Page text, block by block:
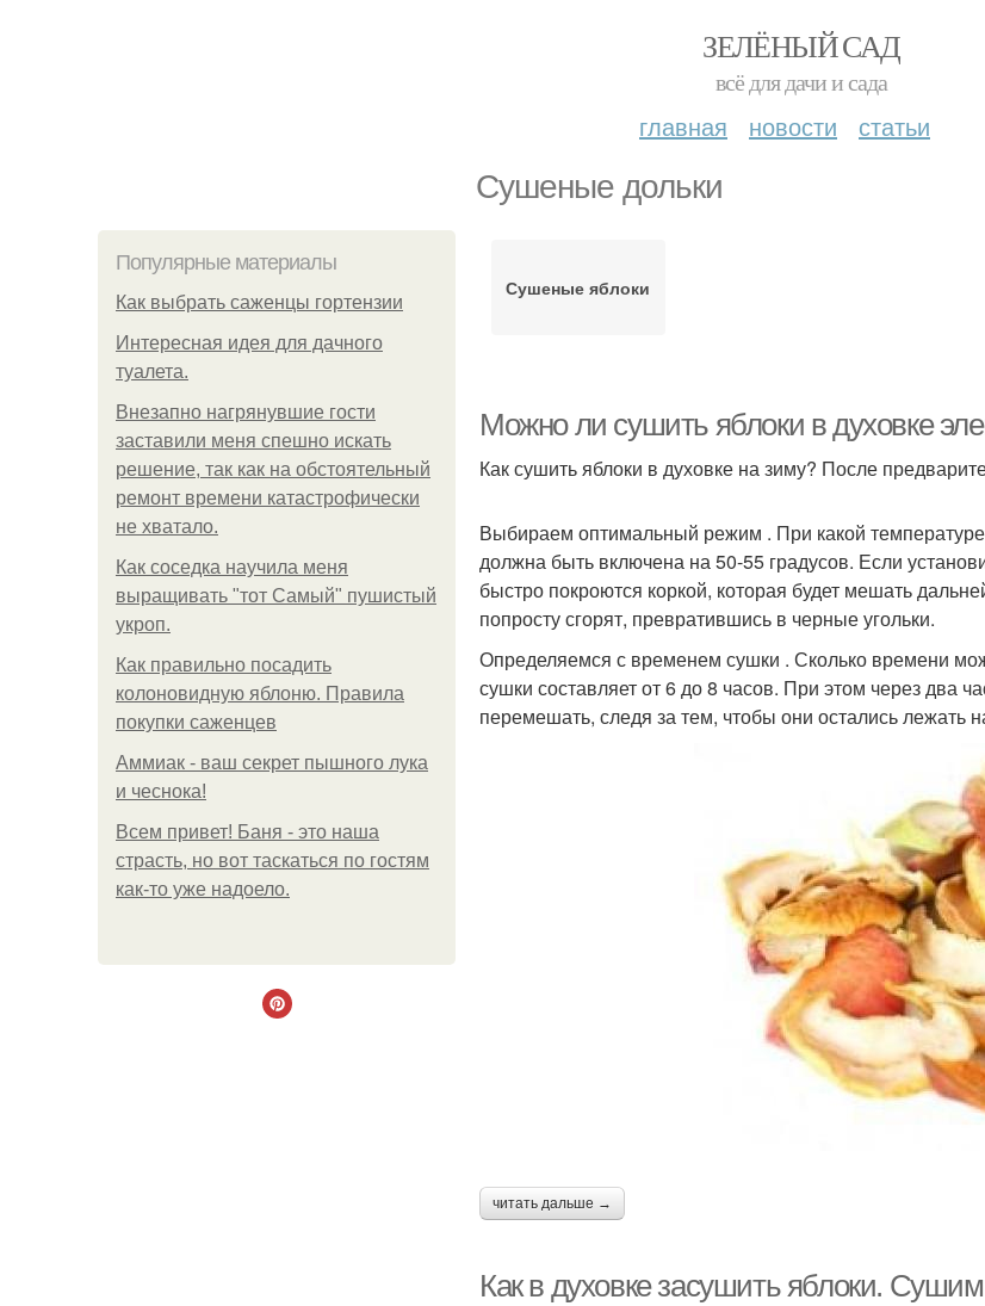
ЗЕЛЁНЫЙ САД
всё для дачи и сада
главная новости статьи
Сушеные дольки
Популярные материалы
Как выбрать саженцы гортензии
Интересная идея для дачного
туалета.
Внезапно нагрянувшие гости
заставили меня спешно искать
решение, так как на обстоятельный
ремонт времени катастрофически
не хватало.
Как соседка научила меня
выращивать "тот Самый" пушистый
укроп.
Как правильно посадить
колоновидную яблоню. Правила
покупки саженцев
Аммиак - ваш секрет пышного лука
и чеснока!
Всем привет! Баня - это наша
страсть, но вот таскаться по гостям
как-то уже надоело.
Сушеные яблоки
Можно ли сушить яблоки в духовке
Как сушить яблоки в духовке на зиму? После
Выбираем оптимальный режим . При какой
должна быть включена на 50-55 градусов. Если
быстро покроются коркой, которая будет мешать
попросту сгорят, превратившись в черные угольки.
Определяемся с временем сушки . Сколько времени
сушки составляет от 6 до 8 часов. При этом через два
перемешать, следя за тем, чтобы они остались лежать
читать дальше →
Как в духовке засушить яблоки.